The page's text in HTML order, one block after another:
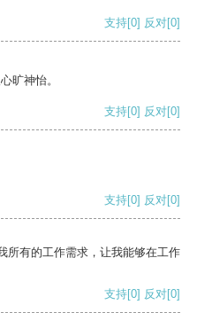
支持[0] 反对[0]
旷神怡。
支持[0] 反对[0]
支持[0] 反对[0]
所有的工作需求，让我能够在工作
支持[0] 反对[0]